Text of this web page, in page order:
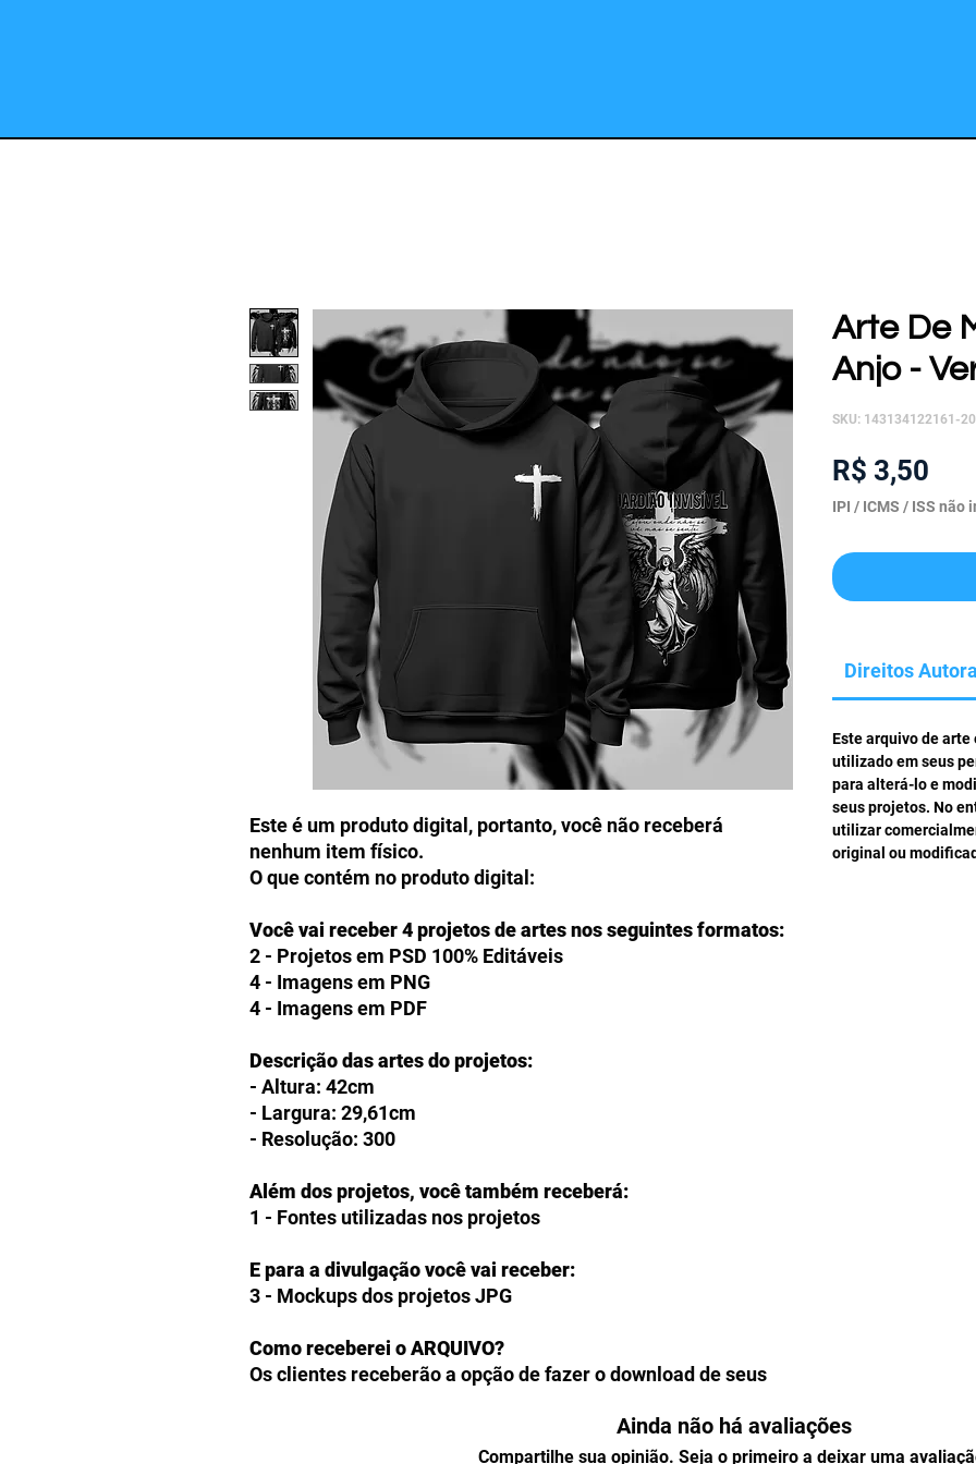
Este é um produto digital, portanto, você não receberá
nenhum item físico.
O que contém no produto digital:
Você vai receber 4 projetos de artes nos seguintes formatos:
2 - Projetos em PSD 100% Editáveis
4 - Imagens em PNG
4 - Imagens em PDF
Descrição das artes do projetos:
- Altura: 42cm
- Largura: 29,61cm
- Resolução: 300
Além dos projetos, você também receberá:
1 - Fontes utilizadas nos projetos
E para a divulgação você vai receber:
3 - Mockups dos projetos JPG
Como receberei o ARQUIVO?
Os clientes receberão a opção de fazer o download de seus
checkout. Caso prefiram, também poderão acessar todos os
arquivos comprados em seu perfil, na seção "Meus
Arte De
Anjo -
SKU: 143134122161-
R$ 3,50
IPI / ICMS / ISS não
Direitos
Este arquivo de arte
utilizado em seus
para alterá-lo e
seus projetos. No
utilizar
original ou
Ainda não há avaliações
Compartilhe sua opinião. Seja o primeiro a deixar uma